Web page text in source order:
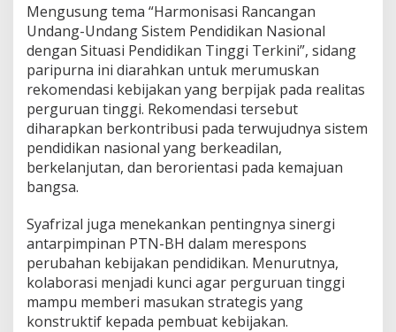
n
T
i
n
g
g
Mengusung tema “Harmonisasi Rancangan
Undang-Undang Sistem Pendidikan Nasional
dengan Situasi Pendidikan Tinggi Terkini”, sidang
paripurna ini diarahkan untuk merumuskan
rekomendasi kebijakan yang berpijak pada realitas
perguruan tinggi. Rekomendasi tersebut
diharapkan berkontribusi pada terwujudnya sistem
pendidikan nasional yang berkeadilan,
berkelanjutan, dan berorientasi pada kemajuan
bangsa.
Syafrizal juga menekankan pentingnya sinergi
antarpimpinan PTN-BH dalam merespons
perubahan kebijakan pendidikan. Menurutnya,
kolaborasi menjadi kunci agar perguruan tinggi
mampu memberi masukan strategis yang
konstruktif kepada pembuat kebijakan.